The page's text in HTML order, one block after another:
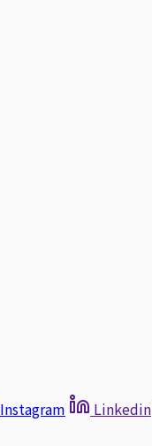
Instagram Linkedin